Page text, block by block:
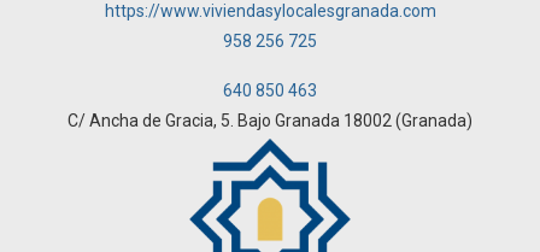
https://www.viviendasylocalesgranada.com
958 256 725
640 850 463
C/ Ancha de Gracia, 5. Bajo Granada 18002 (Granada)